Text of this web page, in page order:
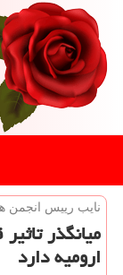
نایب رییس انجمن
میانگذر
ارومیه دارد